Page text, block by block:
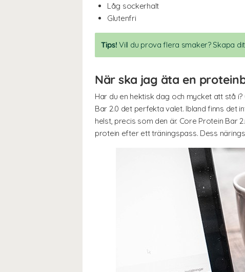
Låg sockerhalt
Glutenfri
Tips! Vill du prova flera smaker? Skapa
När ska jag äta en
Har du en hektisk dag och mycket att stå
Bar 2.0 det perfekta valet. Ibland finns det
helst, precis som den är. Core Protein Bar
protein efter ett träningspass. Dess